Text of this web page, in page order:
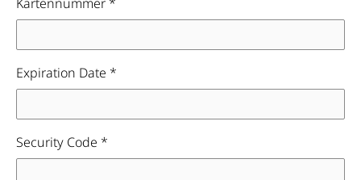
Expiration Date *
Security Code *